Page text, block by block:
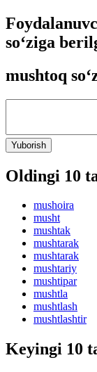
so‘ziga
mushtoq
Yuborish
Oldingi 10
mushoira
musht
mushtak
mushtarak
mushtarak
mushtariy
mushtipar
mushtla
mushtlash
mushtlashtir
Keyingi 10